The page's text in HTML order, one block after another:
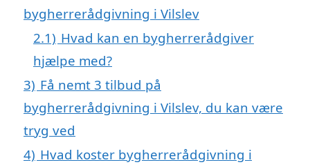
bygherrerådgivning i Vilslev
2.1) Hvad kan en bygherrerådgiver
hjælpe med?
3) Få nemt 3 tilbud på
bygherrerådgivning i Vilslev, du kan være
tryg ved
4) Hvad koster bygherrerådgivning i